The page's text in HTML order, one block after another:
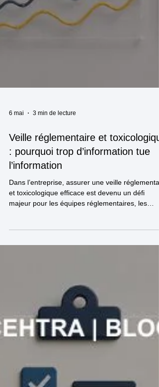
6 mai 3 min de lecture
Veille réglementaire et
l’information
Dans l’entreprise, assurer une veille